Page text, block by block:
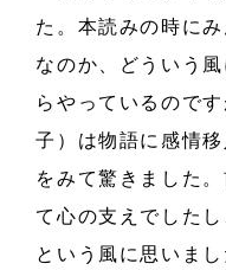
た。本読みの時に
なのか、どういう
らやっているので
子）は物語に感情
をみて驚きました
て心の支えでした
という風に思いまし